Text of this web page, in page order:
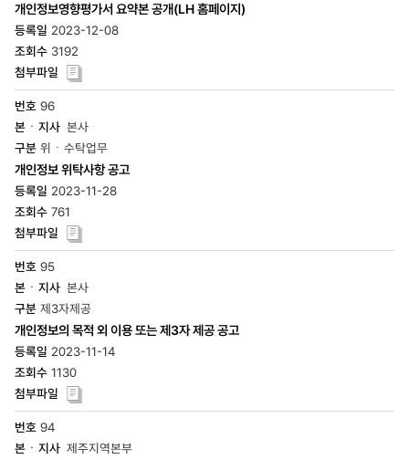
본
·
지사,
구분,
제목,
등록일,
조회수,
첨부파일
개인정보영향평가서 요약본 공개(LH 홈페이지)
2023-12-08
3192
96
본사
위ㆍ수탁업무
개인정보 위탁사항 공고
2023-11-28
761
95
본사
제3자제공
개인정보의 목적 외 이용 또는 제3자 제공 공고
2023-11-14
1130
94
제주지역본부